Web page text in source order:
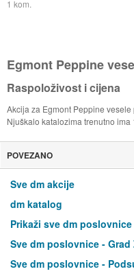
1 kom.
Egmont Peppine
Raspoloživost i cijena
Akcija za Egmont Peppine
Njuškalo katalozima trenutno
POVEZANO
Sve dm akcije
dm katalog
Prikaži sve dm poslovnice
Sve dm poslovnice - Grad
Sve dm poslovnice -